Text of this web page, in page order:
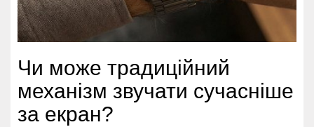
Чи може традиційний
механізм звучати сучасніше
за екран?